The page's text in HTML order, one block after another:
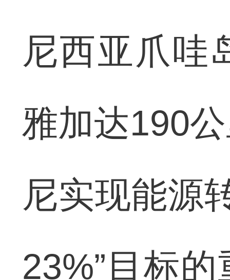
尼西亚爪哇
雅加达190
尼实现能源
23%”目标